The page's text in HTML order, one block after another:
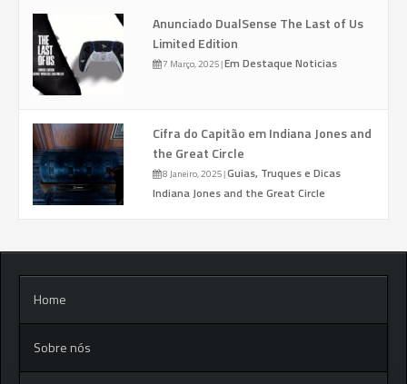
Anunciado DualSense The Last of Us
Limited Edition
7 Março, 2025|Em Destaque Noticias
Cifra do Capitão em Indiana Jones and
the Great Circle
8 Janeiro, 2025|Guias, Truques e Dicas
Indiana Jones and the Great Circle
Home
Sobre nós